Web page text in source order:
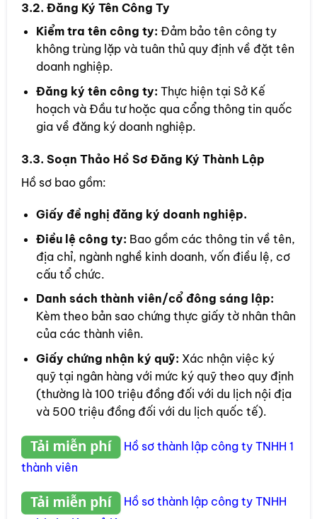
3.2. Đăng Ký Tên Công Ty
Kiểm tra tên công ty: Đảm bảo tên công ty
không trùng lặp và tuân thủ quy định về đặt tên
doanh nghiệp.
Đăng ký tên công ty: Thực hiện tại Sở Kế
hoạch và Đầu tư hoặc qua cổng thông tin quốc
gia về đăng ký doanh nghiệp.
3.3. Soạn Thảo Hồ Sơ Đăng Ký Thành Lập
Hồ sơ bao gồm:
Giấy đề nghị đăng ký doanh nghiệp.
Điều lệ công ty: Bao gồm các thông tin về tên,
địa chỉ, ngành nghề kinh doanh, vốn điều lệ, cơ
cấu tổ chức.
Danh sách thành viên/cổ đông sáng lập:
Kèm theo bản sao chứng thực giấy tờ nhân thân
của các thành viên.
Giấy chứng nhận ký quỹ: Xác nhận việc ký
quỹ tại ngân hàng với mức ký quỹ theo quy định
(thường là 100 triệu đồng đối với du lịch nội địa
và 500 triệu đồng đối với du lịch quốc tế).
Hồ sơ thành lập công ty TNHH 1
thành viên
Hồ sơ thành lập công ty TNHH